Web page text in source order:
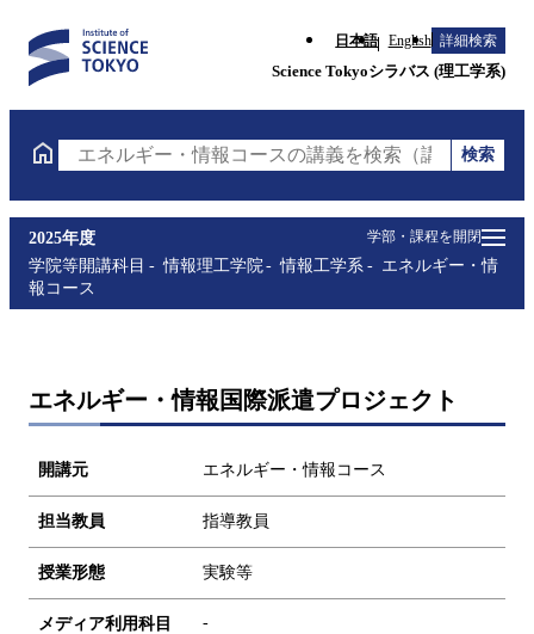
日本語 English 詳細検索
Science Tokyoシラバス (理工学系)
エネルギー・情報コースの講義を検索（講義名・科
検索
学部・課程を開閉
2025年度
学院等開講科目
情報理工学院 情報工学系
エネルギー・情
報コース
エネルギー・情報国際派遣プロジェクト
開講元 エネルギー・情報コース
担当教員 指導教員
授業形態 実験等
メディア利用科目 -